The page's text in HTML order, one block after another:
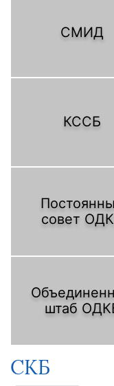
СМИД
КССБ
совет
штаб
СКБ